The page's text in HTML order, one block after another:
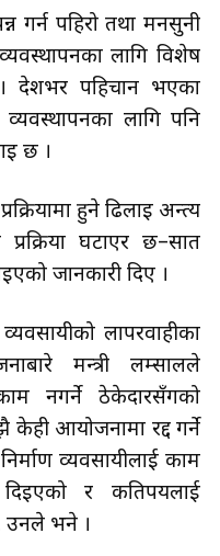
गर्न पहिरो तथा मनसुनी
लागि विशेष
देशभर पहिचान भएका
व्यवस्थापनका लागि पनि
छ ।
हुने ढिलाइ अन्त्य
घटाएर छ–सात
जानकारी दिए ।
लापरवाहीका
मन्त्री लम्सालले
नगर्ने ठेकेदारसँगको
केही आयोजनामा रद्द गर्ने
व्यवसायीलाई काम
र कतिपयलाई
उनले भने ।